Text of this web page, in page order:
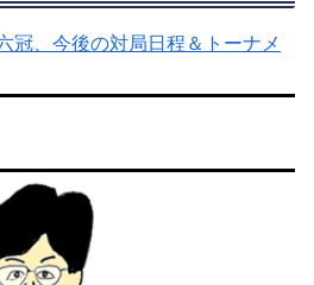
冠、今後の対局日程＆トーナメ